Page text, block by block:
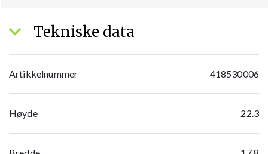
Tekniske data
Artikkelnummer 418530006
Høyde 22.3